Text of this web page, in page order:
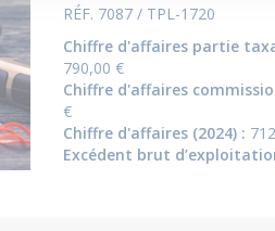
RÉF. 7087 / TPL-1720
Chiffre d'affaires partie
790,00 €
Chiffre d'affaires
€
Chiffre d'affaires (2024) :
Excédent brut